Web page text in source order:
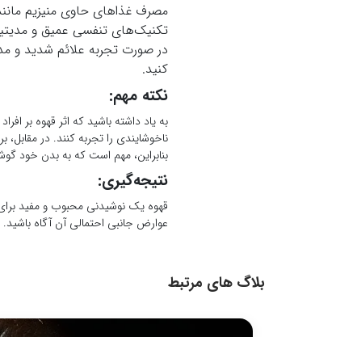
مصرف غذاهای حاوی منیزیم
تکنیک‌های تنفسی عمیق و
در صورت تجربه علائم شدید و
کنید.
نکته مهم:
به یاد داشته باشید که اثر قهوه
ناخوشایندی را تجربه کنند. در
بنابراین، مهم است که به بدن خود
نتیجه‌گیری:
قهوه یک نوشیدنی محبوب و مفید
عوارض جانبی احتمالی آن آگاه باشید.
بلاگ های مرتبط